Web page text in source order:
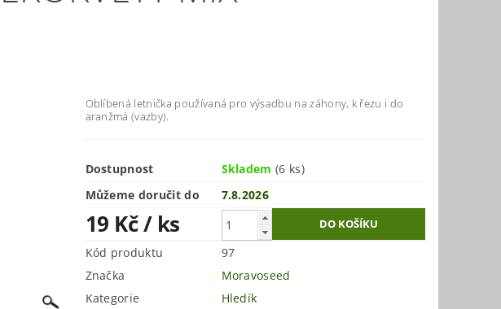
Oblíbená letnička používaná pro výsadbu na záhony, k řezu i do
aranžmá (vazby).
Dostupnost Skladem(6 ks)
Můžeme doručit do
7.8.2026
19 Kč/ ks
Kód produktu
97
Značka
Moravoseed
Kategorie
Hledík